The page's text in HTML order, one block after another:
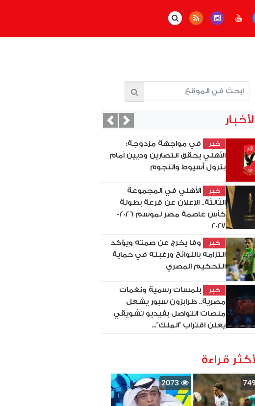
خبر
في مواجهة مزدوجة:
الأهلي يحقق انتصارين وديين أمام
بترول أسيوط والنجوم
خبر
الأهلي في المجموعة
الثالثة.. الإعلان عن قرعة بطولة
كأس عاصمة مصر لموسم 2026-
2027
خبر
وفا يخرج عن صمته ويؤكد
التزامه باللوائح ورغبته في حماية
التحكيم المصري
خبر
بلمسات رسمية ونغمات
مصرية.. طرابزون سبور يشعل
منصات التواصل بفيديو تشويقي
يعلن اقتراب "الملك"...
PreviousNext
قراءة
2073